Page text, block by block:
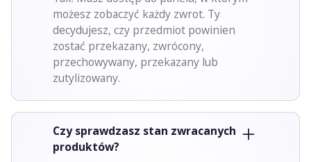
możesz zobaczyć każdy zwrot. Ty
decydujesz, czy przedmiot powinien
zostać przekazany, zwrócony,
przechowywany, przekazany lub
zutylizowany.
Czy sprawdzasz stan zwracanych
produktów?